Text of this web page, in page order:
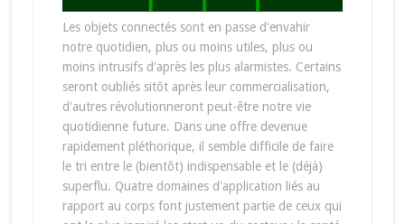
Les objets connectés sont en passe d'envahir
notre quotidien, plus ou moins utiles, plus ou
moins intrusifs d'après les plus alarmistes. Certains
seront oubliés sitôt après leur commercialisation,
d'autres révolutionneront peut-être notre vie
quotidienne future. Dans une offre devenue
rapidement pléthorique, il semble difficile de faire
le tri entre le (bientôt) indispensable et le (déjà)
superflu. Quatre domaines d'application liés au
rapport au corps font justement partie de ceux qui